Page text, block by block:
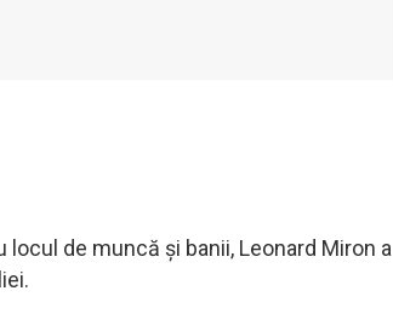
de muncă și banii, Leonard Miron a